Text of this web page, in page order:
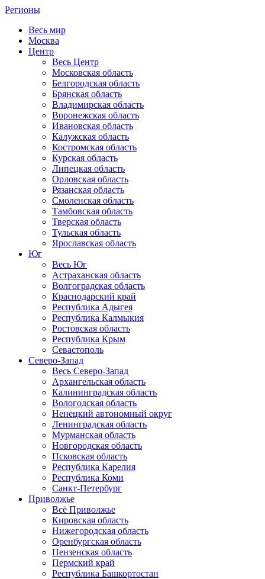
Регионы
Весь мир
Москва
Центр
Весь Центр
Московская область
Белгородская область
Брянская область
Владимирская область
Воронежская область
Ивановская область
Калужская область
Костромская область
Курская область
Липецкая область
Орловская область
Рязанская область
Смоленская область
Тамбовская область
Тверская область
Тульская область
Ярославская область
Юг
Весь Юг
Астраханская область
Волгоградская область
Краснодарский край
Республика Адыгея
Республика Калмыкия
Ростовская область
Республика Крым
Севастополь
Северо-Запад
Весь Северо-Запад
Архангельская область
Калининградская область
Вологодская область
Ненецкий автономный округ
Ленинградская область
Мурманская область
Новгородская область
Псковская область
Республика Карелия
Республика Коми
Санкт-Петербург
Приволжье
Всё Приволжье
Кировская область
Нижегородская область
Оренбургская область
Пензенская область
Пермский край
Республика Башкортостан